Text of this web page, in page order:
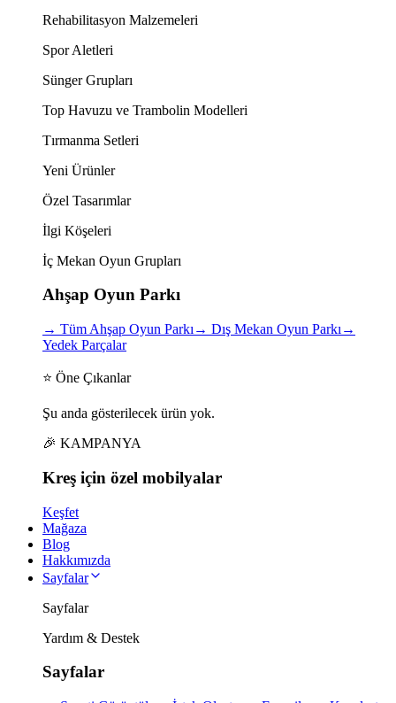
Rehabilitasyon Malzemeleri
Spor Aletleri
Sünger Grupları
Top Havuzu ve Trambolin Modelleri
Tırmanma Setleri
Yeni Ürünler
Özel Tasarımlar
İlgi Köşeleri
İç Mekan Oyun Grupları
Ahşap Oyun Parkı
→ Tüm Ahşap Oyun Parkı → Dış Mekan Oyun Parkı →
Yedek Parçalar
⭐ Öne Çıkanlar
Şu anda gösterilecek ürün yok.
🎉 KAMPANYA
Kreş için özel mobilyalar
Keşfet
Mağaza
Blog
Hakkımızda
Sayfalar
Sayfalar
Yardım & Destek
Sayfalar